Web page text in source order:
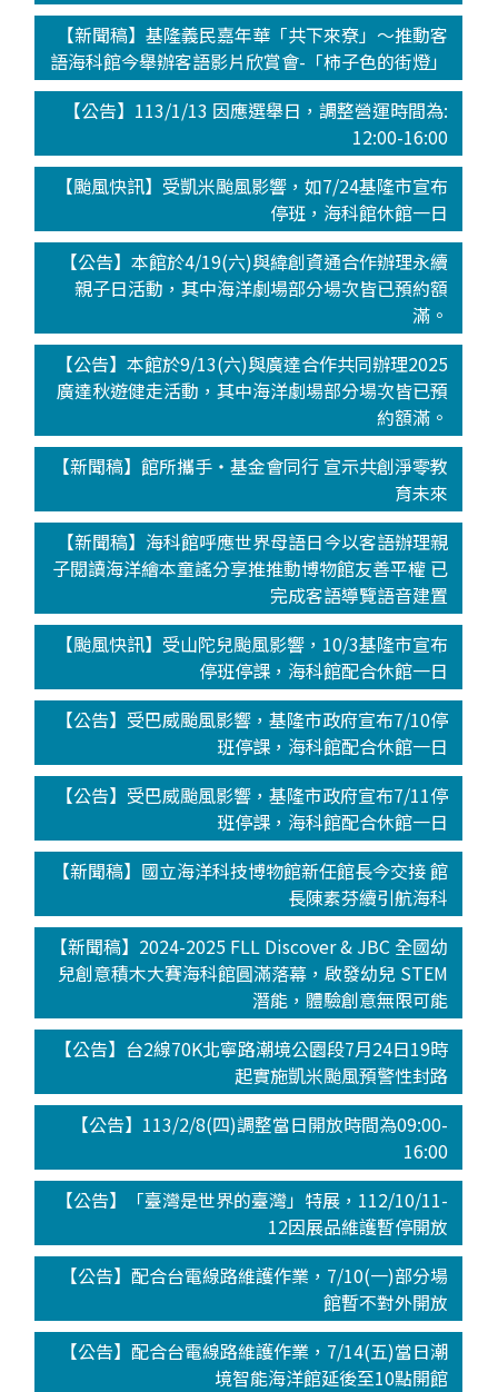
【新聞稿】基隆義民嘉年華「共下來尞」～推動客
語海科館今舉辦客語影片欣賞會-「柿子色的街燈」
【公告】113/1/13 因應選舉日，調整營運時間為:
12:00-16:00
【颱風快訊】受凱米颱風影響，如7/24基隆市宣布
停班，海科館休館一日
【公告】本館於4/19(六)與緯創資通合作辦理永續
親子日活動，其中海洋劇場部分場次皆已預約額
滿。
【公告】本館於9/13(六)與廣達合作共同辦理2025
廣達秋遊健走活動，其中海洋劇場部分場次皆已預
約額滿。
【新聞稿】館所攜手‧基金會同行 宣示共創淨零教
育未來
【新聞稿】海科館呼應世界母語日今以客語辦理親
子閱讀海洋繪本童謠分享推推動博物館友善平權 已
完成客語導覽語音建置
【颱風快訊】受山陀兒颱風影響，10/3基隆市宣布
停班停課，海科館配合休館一日
【公告】受巴威颱風影響，基隆市政府宣布7/10停
班停課，海科館配合休館一日
【公告】受巴威颱風影響，基隆市政府宣布7/11停
班停課，海科館配合休館一日
【新聞稿】國立海洋科技博物館新任館長今交接 館
長陳素芬續引航海科
【新聞稿】2024-2025 FLL Discover & JBC 全國幼
兒創意積木大賽海科館圓滿落幕，啟發幼兒 STEM
潛能，體驗創意無限可能
【公告】台2線70K北寧路潮境公園段7月24日19時
起實施凱米颱風預警性封路
【公告】113/2/8(四)調整當日開放時間為09:00-
16:00
【公告】「臺灣是世界的臺灣」特展，112/10/11-
12因展品維護暫停開放
【公告】配合台電線路維護作業，7/10(一)部分場
館暫不對外開放
【公告】配合台電線路維護作業，7/14(五)當日潮
境智能海洋館延後至10點開館